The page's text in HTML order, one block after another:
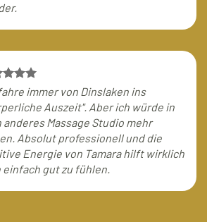
immer von Dinslaken ins
Auszeit". Aber ich würde in
anderes Massage Studio mehr
Absolut professionell und die
Energie von Tamara hilft wirklich
einfach gut zu fühlen.